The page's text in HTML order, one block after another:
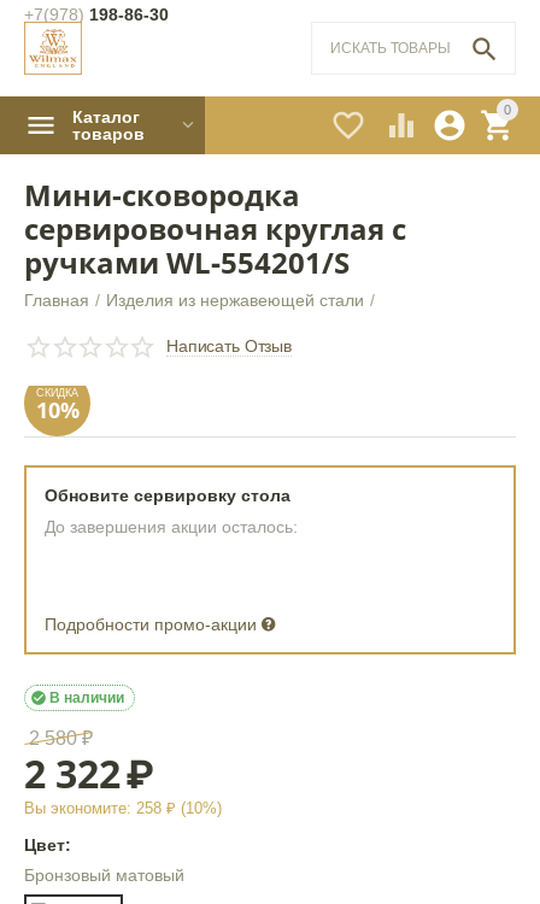
+7(978) 198-86-30
0


 

Каталог
товаров
Мини-сковородка
сервировочная круглая с
ручками WL‑554201/S
Главная / Изделия из нержавеющей стали /
Написать Отзыв
Обновите сервировку стола
До завершения акции осталось:
Подробности промо-акции
В наличии

2 580 ₽
2 322₽
Вы экономите: 258 ₽ (10%)
Цвет:
Бронзовый матовый